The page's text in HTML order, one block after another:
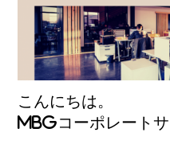
こんにちは。
MBGコーポレートサ